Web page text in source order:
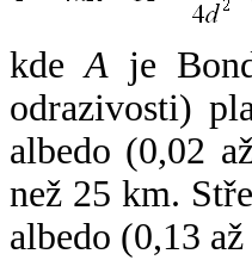
kdeA je
odrazivosti)
albedo (0,02
než 25 km.
albedo (0,13